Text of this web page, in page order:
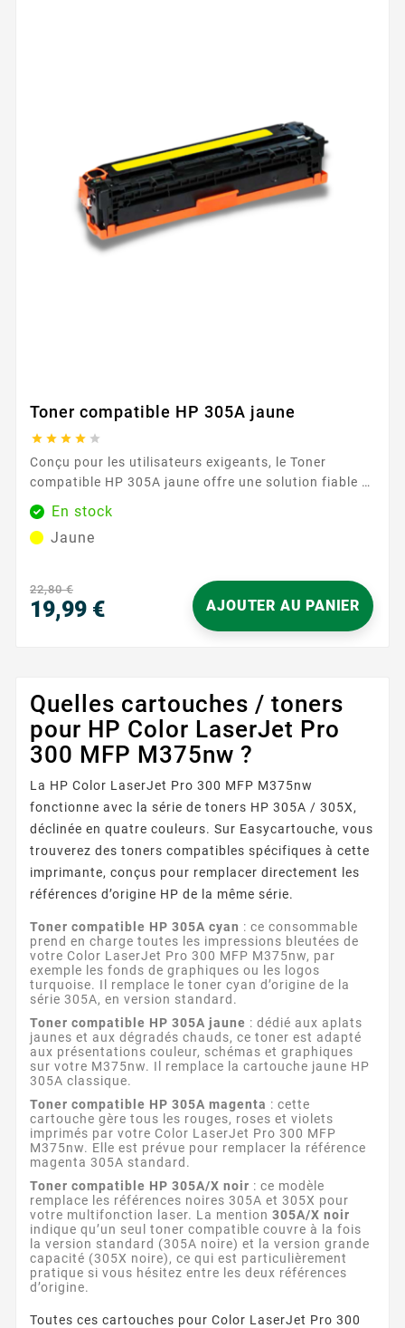
Toner compatible HP 305A jaune
    
Conçu pour les utilisateurs exigeants, le Toner
compatible HP 305A jaune offre une solution fiable et
simple pour vos impressions couleur du quotidien. Sa
formule garantit des aplats réguliers et des nuances
stables, idéales pour des documents professionnels,
avec la gamme HP 305A / 305X , il s’intègre sans...
En stock
Jaune
22,80 €
19,99 € AJOUTER AU PANIER
Quelles cartouches / toners
pour HP Color LaserJet Pro
300 MFP M375nw ?
La HP Color LaserJet Pro 300 MFP M375nw
fonctionne avec la série de toners HP 305A / 305X,
déclinée en quatre couleurs. Sur Easycartouche, vous
trouverez des toners compatibles spécifiques à cette
imprimante, conçus pour remplacer directement les
références d’origine HP de la même série.
Toner compatible HP 305A cyan : ce consommable
prend en charge toutes les impressions bleutées de
votre Color LaserJet Pro 300 MFP M375nw, par
exemple les fonds de graphiques ou les logos
turquoise. Il remplace le toner cyan d’origine de la
série 305A, en version standard.
Toner compatible HP 305A jaune : dédié aux aplats
jaunes et aux dégradés chauds, ce toner est adapté
aux présentations couleur, schémas et graphiques
sur votre M375nw. Il remplace la cartouche jaune HP
305A classique.
Toner compatible HP 305A magenta : cette
cartouche gère tous les rouges, roses et violets
imprimés par votre Color LaserJet Pro 300 MFP
M375nw. Elle est prévue pour remplacer la référence
magenta 305A standard.
Toner compatible HP 305A/X noir : ce modèle
remplace les références noires 305A et 305X pour
votre multifonction laser. La mention 305A/X noir
indique qu’un seul toner compatible couvre à la fois
la version standard (305A noire) et la version grande
capacité (305X noire), ce qui est particulièrement
pratique si vous hésitez entre les deux références
d’origine.
Toutes ces cartouches pour Color LaserJet Pro 300